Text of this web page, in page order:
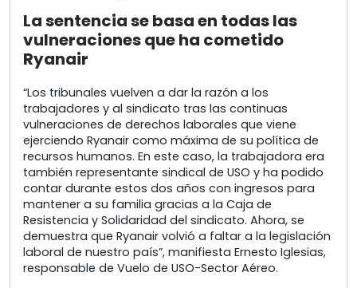
La sentencia se basa en todas las
vulneraciones que ha cometido
Ryanair
“Los tribunales vuelven a dar la razón a los
trabajadores y al sindicato tras las continuas
vulneraciones de derechos laborales que viene
ejerciendo Ryanair como máxima de su política de
recursos humanos. En este caso, la trabajadora era
también representante sindical de USO y ha podido
contar durante estos dos años con ingresos para
mantener a su familia gracias a la Caja de
Resistencia y Solidaridad del sindicato. Ahora, se
demuestra que Ryanair volvió a faltar a la legislación
laboral de nuestro país”, manifiesta Ernesto Iglesias,
responsable de Vuelo de USO-Sector Aéreo.